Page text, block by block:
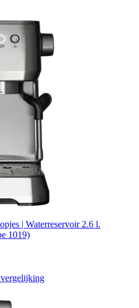
| Waterreservoir 2.6 l.
1019)